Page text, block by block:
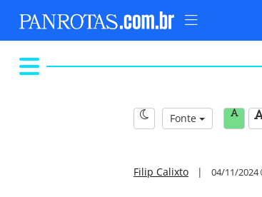
Fonte
Filip Calixto | 04/11/2024